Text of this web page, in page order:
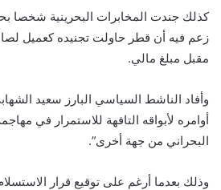
كذلك جندت المخابرات البحرينية شخصا
مقبل مبلغ مالي.
وأفاد الناشط السياسي البارز سعيد
أوامره لأبواقه التافهة للاستمرار في
البحراني من جهة أخرى”.
وذلك بعدما أرغم على توقيع قرار